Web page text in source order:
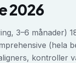
2026
3–6 månader)
(hela
kontroller